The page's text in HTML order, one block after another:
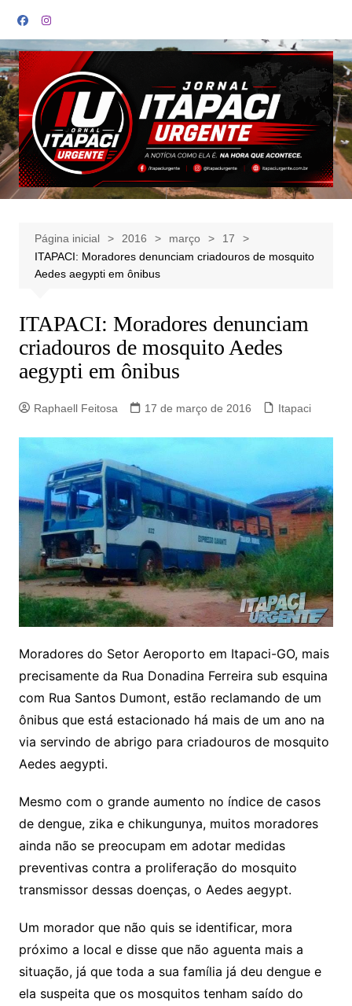
para
o
conteúdo
Página inicial 2016 março
17
ITAPACI: Moradores denunciam criadouros de mosquito
Aedes aegypti em ônibus
ITAPACI: Moradores denunciam
criadouros de mosquito Aedes
aegypti em ônibus
Raphaell Feitosa 17 de março de 2016 Itapaci
Moradores do Setor Aeroporto em Itapaci-GO, mais
precisamente da Rua Donadina Ferreira sub esquina
com Rua Santos Dumont, estão reclamando de um
ônibus que está estacionado há mais de um ano na
via servindo de abrigo para criadouros de mosquito
Aedes aegypti.
Mesmo com o grande aumento no índice de casos
de dengue, zika e chikungunya, muitos moradores
ainda não se preocupam em adotar medidas
preventivas contra a proliferação do mosquito
transmissor dessas doenças, o Aedes aegypt.
Um morador que não quis se identificar, mora
próximo a local e disse que não aguenta mais a
situação, já que toda a sua família já deu dengue e
ela suspeita que os mosquitos tenham saído do